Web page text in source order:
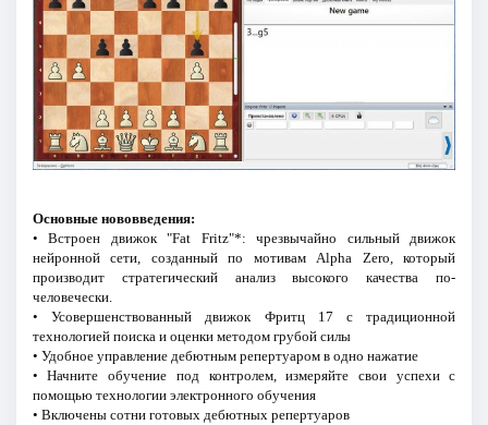
Основные нововведения:
• Встроен движок "Fat Fritz"*: чрезвычайно сильный движок
нейронной сети, созданный по мотивам Alpha Zero, который
производит стратегический анализ высокого качества по-
человечески.
• Усовершенствованный движок Фритц 17 с традиционной
технологией поиска и оценки методом грубой силы
• Удобное управление дебютным репертуаром в одно нажатие
• Начните обучение под контролем, измеряйте свои успехи с
помощью технологии электронного обучения
• Включены сотни готовых дебютных репертуаров